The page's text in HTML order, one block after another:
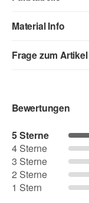
06 - orange
Material Info
Frage zum Artikel
Vorname
Nachname
Bewertungen
5 Sterne
4 Sterne
3 Sterne
2 Sterne
1 Stern